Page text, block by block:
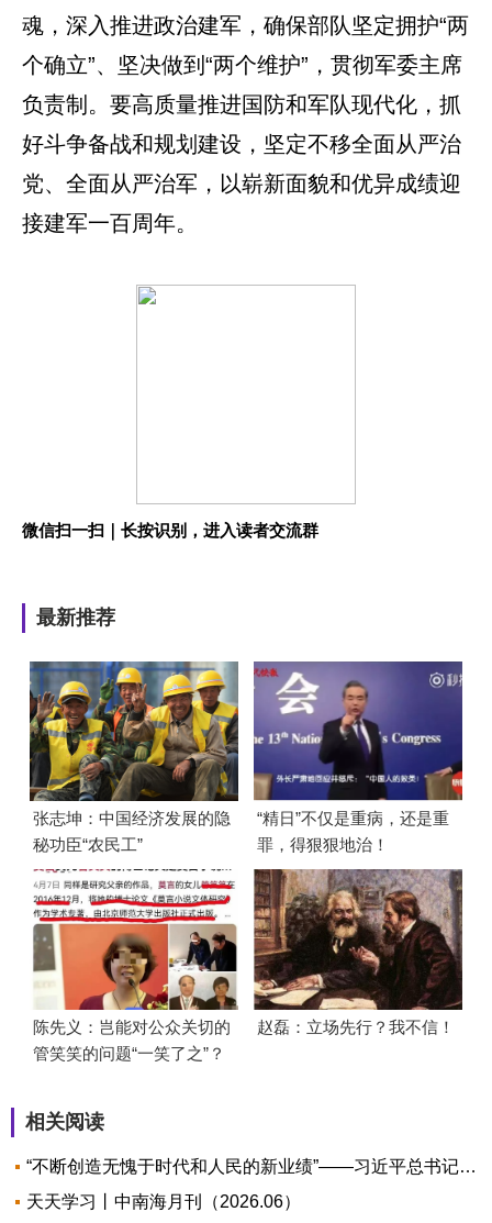
魂，深入推进政治建军，确保部队坚定拥护“两
个确立”、坚决做到“两个维护”，贯彻军委主席
负责制。要高质量推进国防和军队现代化，抓
好斗争备战和规划建设，坚定不移全面从严治
党、全面从严治军，以崭新面貌和优异成绩迎
接建军一百周年。
微信扫一扫｜长按识别，进入读者交流群
最新推荐
张志坤：中国经济发展的隐
秘功臣“农民工”
“精日”不仅是重病，还是重
罪，得狠狠地治！
陈先义：岂能对公众关切的
管笑笑的问题“一笑了之”？
赵磊：立场先行？我不信！
相关阅读
“不断创造无愧于时代和人民的新业绩”——习近平总书记与“七一勋章”获得者的故事
天天学习丨中南海月刊（2026.06）